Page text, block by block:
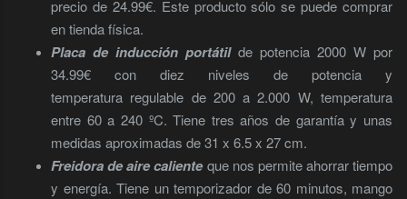
precio de 24.99€. Este producto sólo se puede comprar
en tienda física.
Placa de inducción portátilde potencia 2000 W por
34.99€ con diez niveles de potencia y
temperatura regulable de 200 a 2.000 W, temperatura
entre 60 a 240 ºC. Tiene tres años de garantía y unas
medidas aproximadas de 31 x 6.5 x 27 cm.
Freidora de aire calienteque nos permite ahorrar tiempo
y energía. Tiene un temporizador de 60 minutos, mango